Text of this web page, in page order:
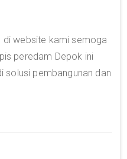
di website kami semoga
peredam Depok ini
solusi pembangunan dan